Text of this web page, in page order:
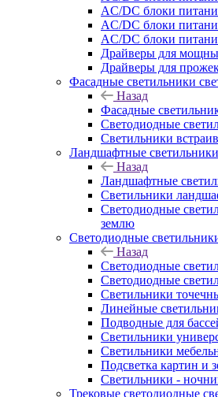
AC/DC блоки
AC/DC блоки
AC/DC блоки
Драйверы для
Драйверы для
Фасадные светильники
Назад
Фасадные
Светодиодные
Светильники
Ландшафтные
Назад
Ландшафтные
Светильники
Светодиодные
землю
Светодиодные
Назад
Светодиодные
Светодиодные
Светильники
Линейные
Подводные для
Светильники
Светильники
Подсветка картин и
Светильники -
Трековые светодиодные